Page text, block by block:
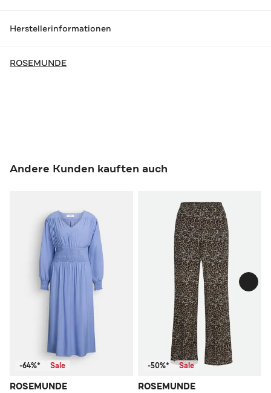
Herstellerinformationen
ROSEMUNDE
Andere Kunden kauften auch
-64%* Sale
ROSEMUNDE
-50%* Sale
ROSEMUNDE